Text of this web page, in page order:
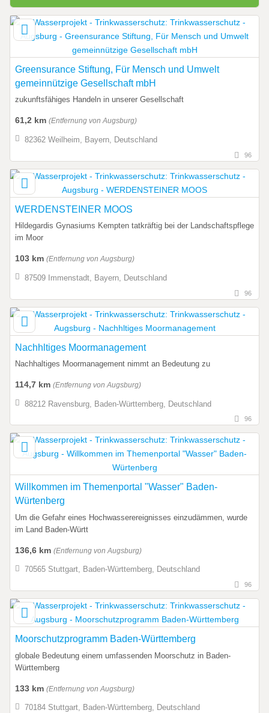
Greensurance Stiftung, Für Mensch und Umwelt
gemeinnützige Gesellschaft mbH
zukunftsfähiges Handeln in unserer Gesellschaft
61,2 km (Entfernung von Augsburg)
82362 Weilheim, Bayern, Deutschland
96
WERDENSTEINER MOOS
Hildegardis Gynasiums Kempten tatkräftig bei der Landschaftspflege
im Moor
103 km (Entfernung von Augsburg)
87509 Immenstadt, Bayern, Deutschland
96
Nachhltiges Moormanagement
Nachhaltiges Moormanagement nimmt an Bedeutung zu
114,7 km (Entfernung von Augsburg)
88212 Ravensburg, Baden-Württemberg, Deutschland
96
Willkommen im Themenportal "Wasser" Baden-
Würtenberg
Um die Gefahr eines Hochwasserereignisses einzudämmen, wurde
im Land Baden-Württ
136,6 km (Entfernung von Augsburg)
70565 Stuttgart, Baden-Württemberg, Deutschland
96
Moorschutzprogramm Baden-Württemberg
globale Bedeutung einem umfassenden Moorschutz in Baden-
Württemberg
133 km (Entfernung von Augsburg)
70184 Stuttgart, Baden-Württemberg, Deutschland